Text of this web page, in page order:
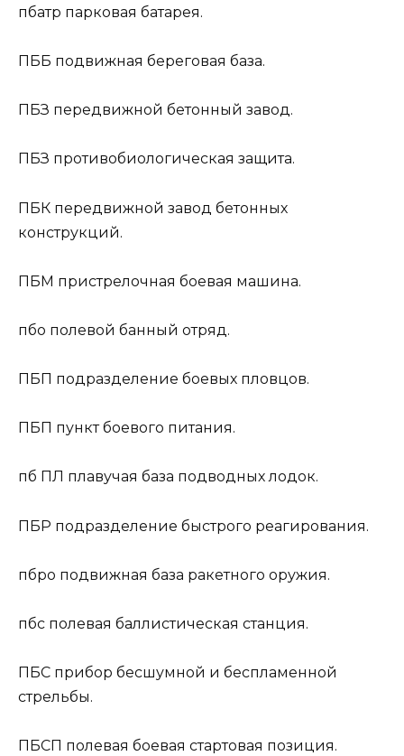
пбатр парковая батарея.
ПББ подвижная береговая база.
ПБЗ передвижной бетонный завод.
ПБЗ противобиологическая защита.
ПБК передвижной завод бетонных
конструкций.
ПБМ пристрелочная боевая машина.
пбо полевой банный отряд.
ПБП подразделение боевых пловцов.
ПБП пункт боевого питания.
пб ПЛ плавучая база подводных лодок.
ПБР подразделение быстрого реагирования.
пбро подвижная база ракетного оружия.
пбс полевая баллистическая станция.
ПБС прибор бесшумной и беспламенной
стрельбы.
ПБСП полевая боевая стартовая позиция.